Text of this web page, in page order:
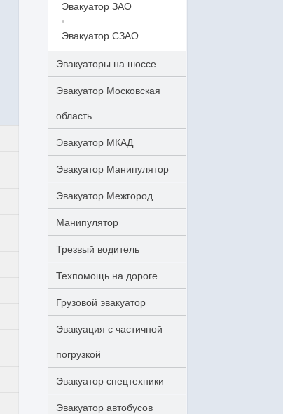
Эвакуатор ЗАО
Эвакуатор СЗАО
Эвакуаторы на шоссе
Эвакуатор Московская
область
Эвакуатор МКАД
Эвакуатор Манипулятор
Эвакуатор Межгород
Манипулятор
Трезвый водитель
Техпомощь на дороге
Грузовой эвакуатор
Эвакуация с частичной
погрузкой
Эвакуатор спецтехники
Эвакуатор автобусов